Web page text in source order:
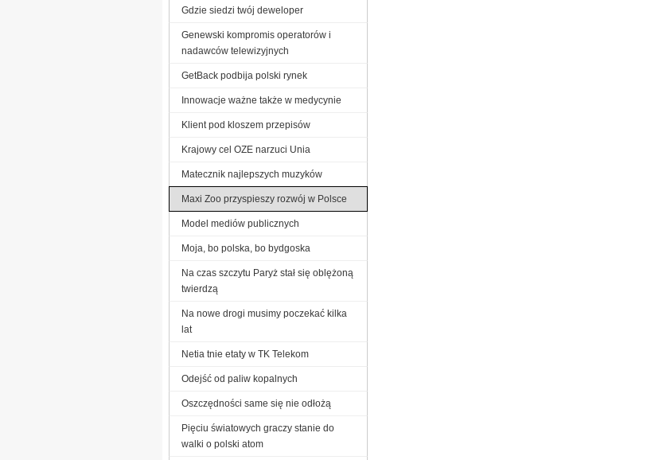
Gdzie siedzi twój deweloper
Genewski kompromis operatorów i
nadawców telewizyjnych
GetBack podbija polski rynek
Innowacje ważne także w medycynie
Klient pod kloszem przepisów
Krajowy cel OZE narzuci Unia
Matecznik najlepszych muzyków
Maxi Zoo przyspieszy rozwój w Polsce
Model mediów publicznych
Moja, bo polska, bo bydgoska
Na czas szczytu Paryż stał się oblężoną
twierdzą
Na nowe drogi musimy poczekać kilka
lat
Netia tnie etaty w TK Telekom
Odejść od paliw kopalnych
Oszczędności same się nie odłożą
Pięciu światowych graczy stanie do
walki o polski atom